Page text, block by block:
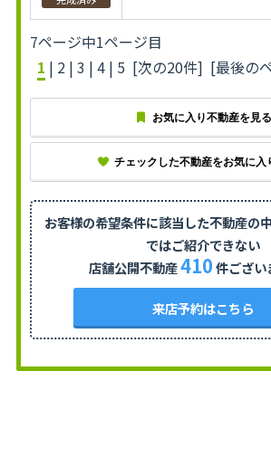
7ページ中1ページ目
1 | 2 | 3 | 4| 5 [次の20件] [最後の
お気に入り不動産を見る
チェックした不動産をお気に入
お客様の希望条件に該当した不動産の中
ではご紹介できない
店舗公開不動産410件ござい
来店予約はこちら